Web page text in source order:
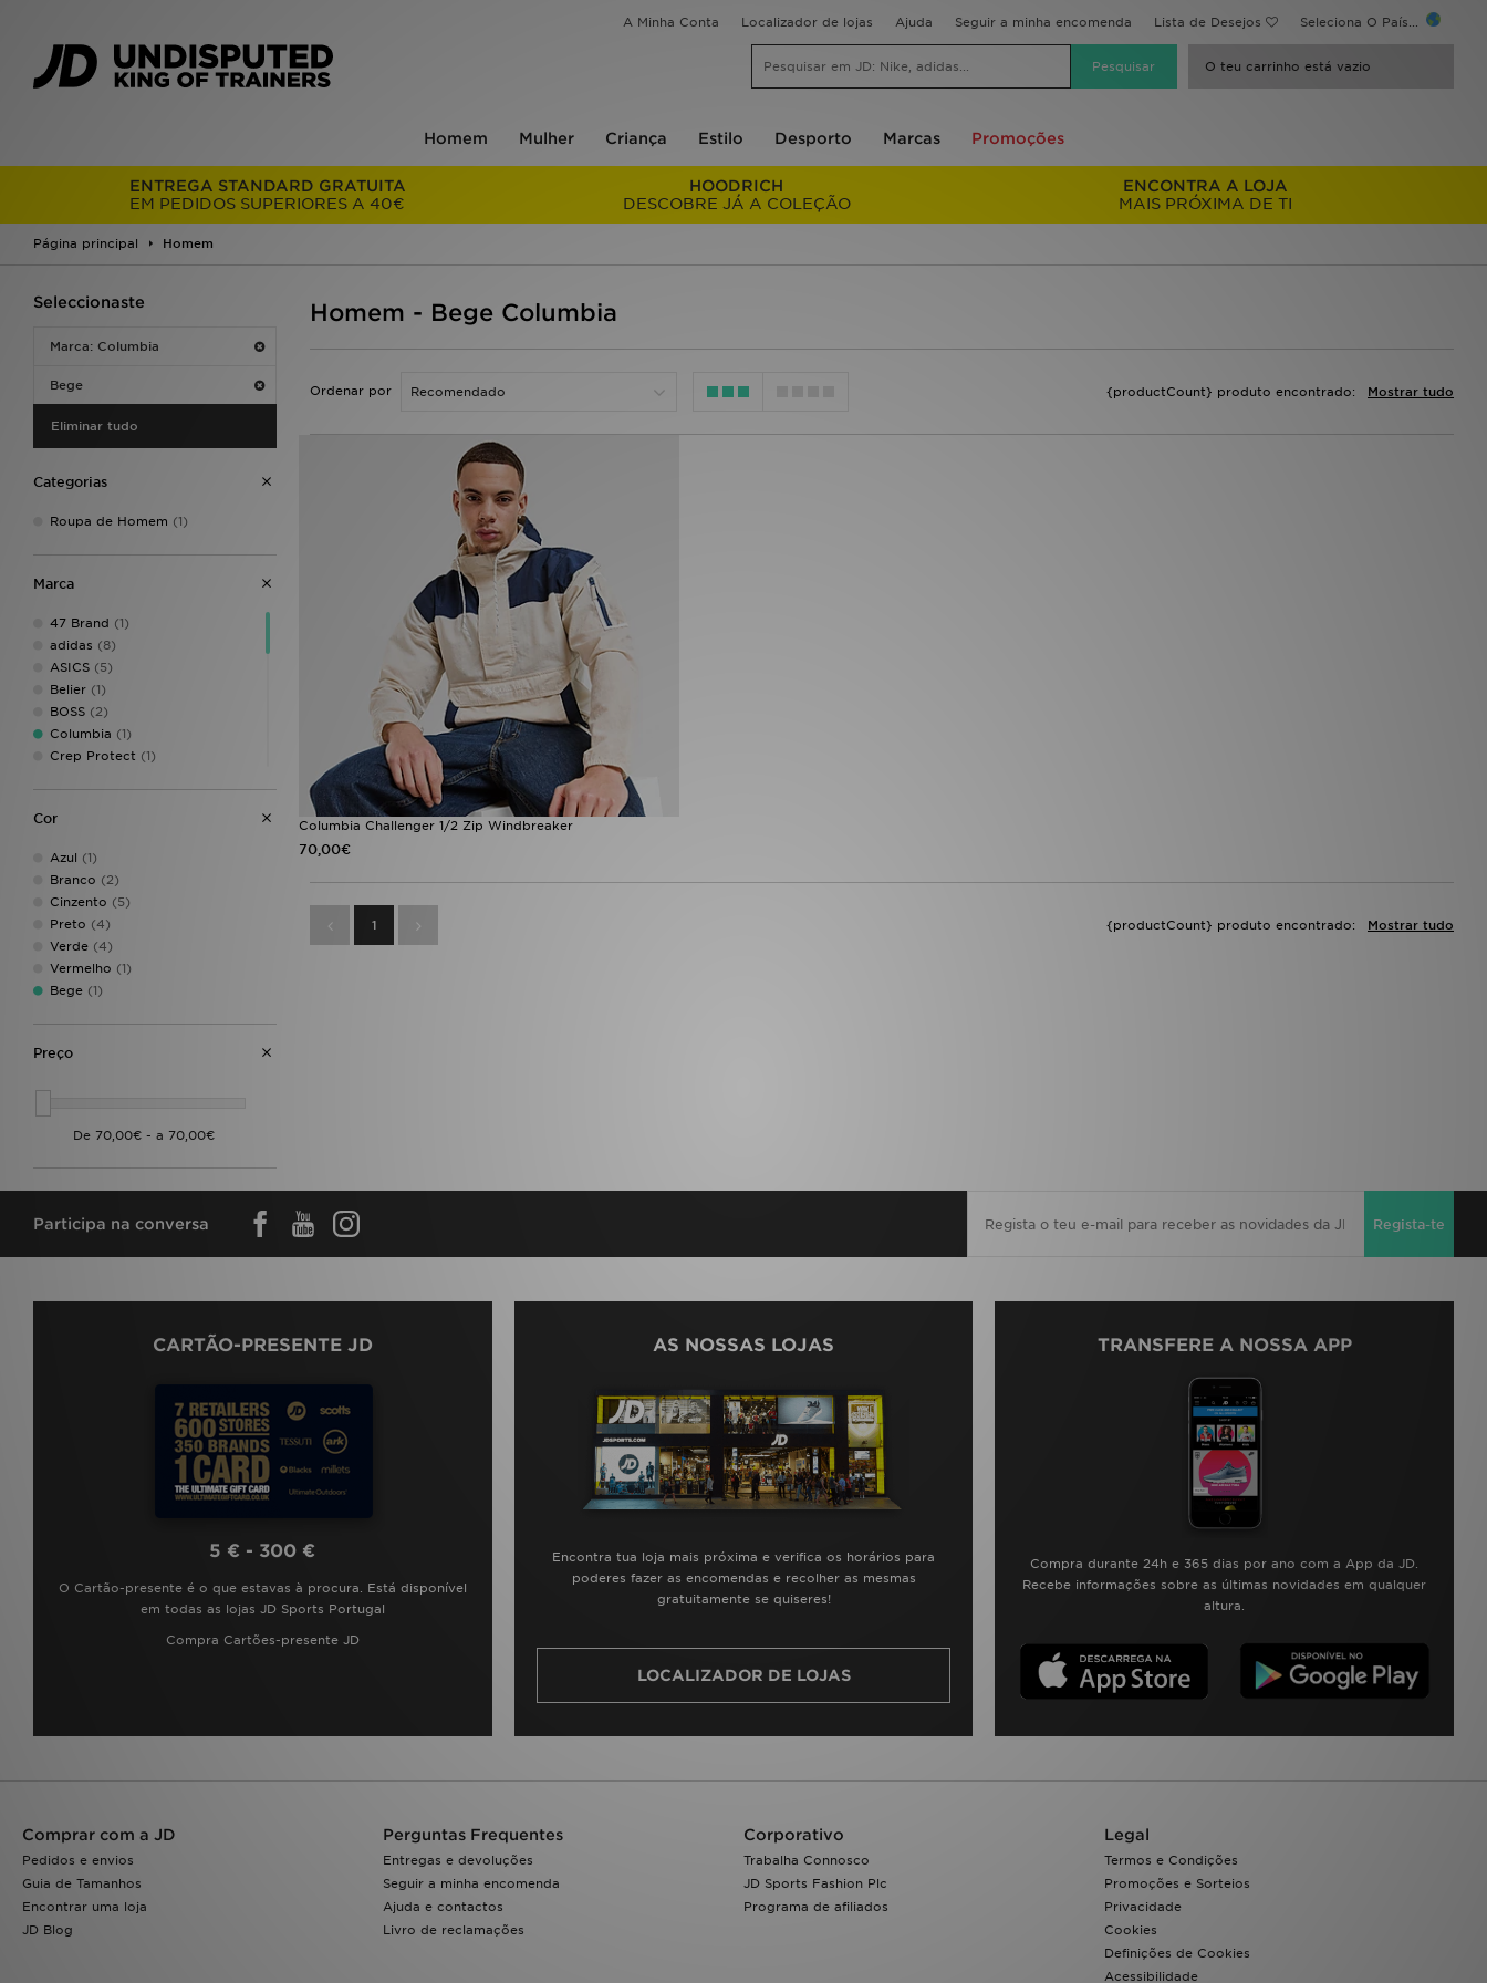
A Minha Conta Localizador de lojas Ajuda Seguir a minha encomenda Lista de Desejos Seleciona O País...
O teu carrinho está vazio
Homem Mulher Criança Estilo Desporto Marcas Promoções
ENTREGA STANDARD GRATUITA
EM PEDIDOS SUPERIORES A 40€
HOODRICH
DESCOBRE JÁ A COLEÇÃO
ENCONTRA A LOJA
MAIS PRÓXIMA DE TI
Página principal Homem
Seleccionaste
Marca: Columbia
Bege
Eliminar tudo
Categorias
Roupa de Homem (1)
Marca
47 Brand (1)
adidas (8)
ASICS (5)
Belier (1)
BOSS (2)
Columbia (1)
Crep Protect (1)
Hoodrich
Lorenzo
McKenzie(2)
Napapijri (1)
New Balance
New Era (2)
Nike (6)
Polo Ralph Lauren
Saucony(1)
UGG
Unlike Humans (4)
Cor
Azul (1)
Branco (2)
Cinzento (5)
Preto (4)
Verde (4)
Vermelho (1)
Bege (1)
Preço
Homem - Bege Columbia
Ordenar por Mostrar tudo
{productCount} produto encontrado:
Columbia Challenger 1/2 Zip Windbreaker
70,00€
1 Mostrar tudo
{productCount} produto encontrado:
Participa na conversa Regista-te
CARTÃO-PRESENTE JD
5 € - 300 €
O Cartão-presente é o que estavas à procura. Está disponível
em todas as lojas JD Sports Portugal
Compra Cartões-presente JD
AS NOSSAS LOJAS
Encontra tua loja mais próxima e verifica os horários para
poderes fazer as encomendas e recolher as mesmas
gratuitamente se quiseres!
LOCALIZADOR DE LOJAS
TRANSFERE A NOSSA APP
Compra durante 24h e 365 dias por ano com a App da JD.
Recebe informações sobre as últimas novidades em qualquer
altura.
Comprar com a JD
Pedidos e envios
Guia de Tamanhos
Encontrar uma loja
JD Blog
Perguntas Frequentes
Entregas e devoluções
Seguir a minha encomenda
Ajuda e contactos
Livro de reclamações
Corporativo
Trabalha Connosco
JD Sports Fashion Plc
Programa de afiliados
Legal
Termos e Condições
Promoções e Sorteios
Privacidade
Cookies
Definições de Cookies
Acessibilidade